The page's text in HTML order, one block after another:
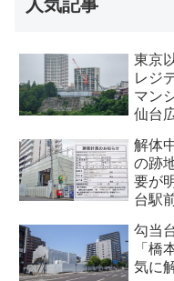
人気記事
東京
レジ
マン
仙台
解体
の跡
要が
台駅
勾当
「橋
気に